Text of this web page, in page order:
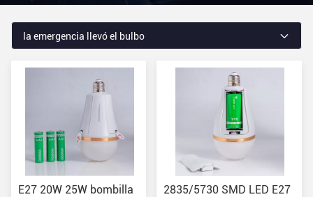
la emergencia llevó el bulbo
E27 20W 25W bombilla
2835/5730 SMD LED E27